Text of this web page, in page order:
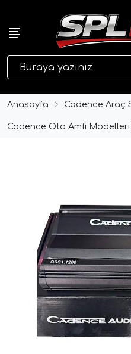
Anasayfa Cadence Araç
Cadence Oto Amfi Modelleri